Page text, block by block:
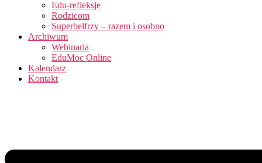
Edu-refleksje
Rodzicom
Superbelfrzy – razem i osobno
Archiwum
Webinaria
EduMoc Online
Kalendarz
Kontakt